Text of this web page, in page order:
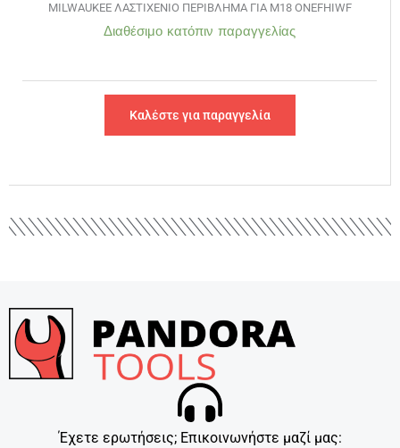
MILWAUKEE ΛΑΣΤΙΧΕΝΙΟ ΠΕΡΙΒΛΗΜΑ ΓΙΑ M18 ONEFHIWF
Διαθέσιμο κατόπιν παραγγελίας
Καλέστε για παραγγελία
Έχετε ερωτήσεις; Επικοινωνήστε μαζί μας: